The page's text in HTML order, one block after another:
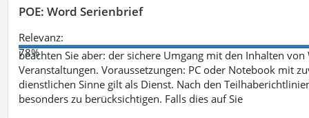
POE: Word Serienbrief
Relevanz:
78%
beachten Sie aber: der sichere Umgang mit den Inhalten
Veranstaltungen. Voraussetzungen: PC oder Notebook mit
dienstlichen Sinne gilt als Dienst. Nach den
besonders zu berücksichtigen. Falls dies auf Sie